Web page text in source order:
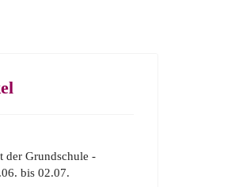
der Grundschule -
bis 02.07.